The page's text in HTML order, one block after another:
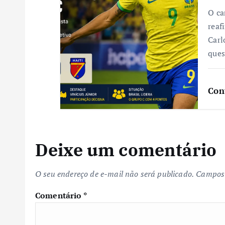
O
Deixe um comentário
O seu endereço de e-mail não será publicado.
Comentário *